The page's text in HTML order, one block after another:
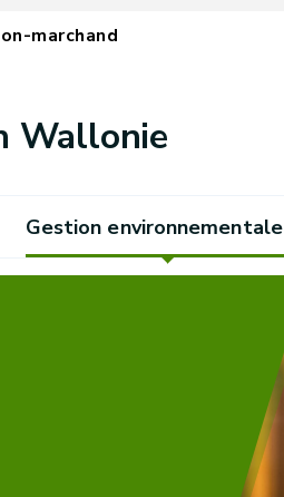
marchand
Wallonie
Gestion environnementale